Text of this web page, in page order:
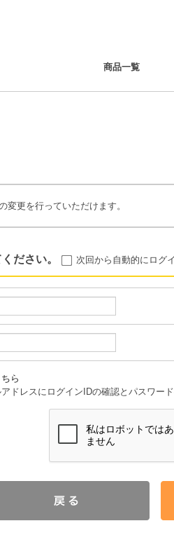
商品一覧
変更を行っていただけます。
ださい。 次回から自動的にログ
ら
ドレスにログインIDの確認とパスワー